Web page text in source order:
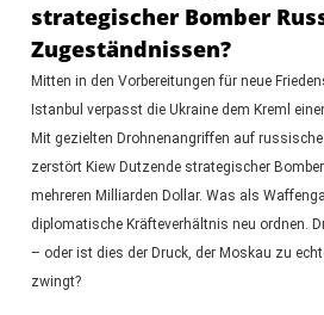
strategischer Bomber
Zugeständnissen?
Mitten in den Vorbereitungen für neue
Istanbul verpasst die Ukraine dem Kreml
Mit gezielten Drohnenangriffen auf
zerstört Kiew Dutzende strategischer
mehreren Milliarden Dollar. Was als
diplomatische Kräfteverhältnis neu ordnen.
– oder ist dies der Druck, der Moskau zu
zwingt?